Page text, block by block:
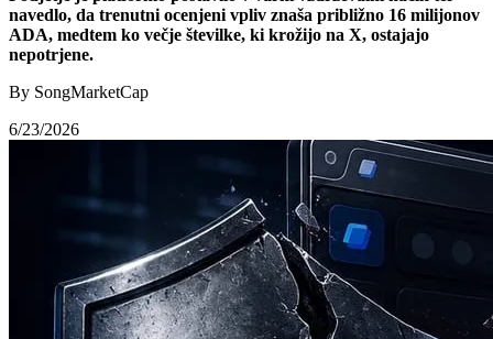
navedlo, da trenutni ocenjeni vpliv znaša približno 16 milijonov
ADA, medtem ko večje številke, ki krožijo na X, ostajajo
nepotrjene.
By SongMarketCap
6/23/2026